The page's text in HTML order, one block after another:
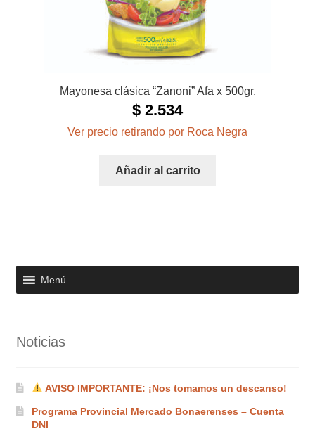
Mayonesa clásica “Zanoni” Afa x 500gr.
$ 2.534
Ver precio retirando por Roca Negra
Añadir al carrito
Menú
Noticias
AVISO IMPORTANTE: ¡Nos tomamos un descanso!
Programa Provincial Mercado Bonaerenses – Cuenta
DNI